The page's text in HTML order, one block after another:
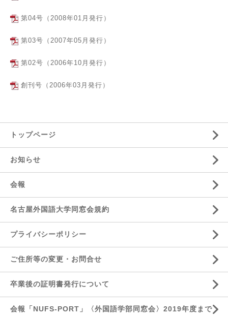
第04号（2008年01月発行）
第03号（2007年05月発行）
第02号（2006年10月発行）
創刊号（2006年03月発行）
トップページ
お知らせ
会報
名古屋外国語大学同窓会規約
プライバシーポリシー
ご住所等の変更・お問合せ
卒業後の証明書発行について
会報「NUFS-PORT」〈外国語学部同窓会〉2019年度まで